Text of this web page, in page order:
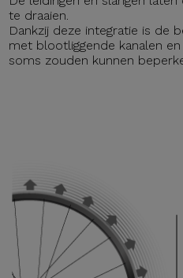
te draaien.
Dankzij deze integratie is de
met blootliggende kanalen
soms zouden kunnen